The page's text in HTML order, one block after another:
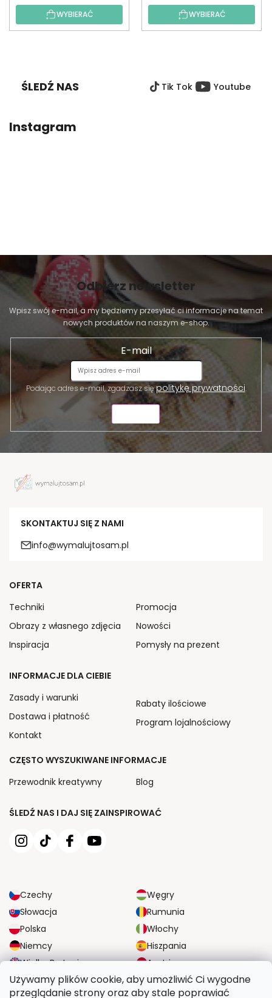
Używamy plików cookie, aby umożliwić Ci wygodne
przeglądanie strony oraz aby stale poprawiać
WYBIERAĆ WYBIERAĆ
ŚLEDŹ NAS Tik Tok Youtube
Instagram
Odbierz newsletter
Wpisz swój e-mail, a my będziemy przesyłać ci informacje na temat
nowych produktów na naszym e-shop.
E-mail
Podając adres e-mail, zgadzasz siępolitykę prywatności.
SKONTAKTUJ SIĘ Z NAMI
info@wymalujtosam.pl
ŚLEDŹ NAS I DAJ SIĘ ZAINSPIROWAĆ
Czechy
Węgry
Słowacja
Rumunia
Polska
Włochy
Niemcy
Hiszpania
Wielka Brytania
Austria
OFERTA
Techniki
Obrazy z własnego zdjęcia
Inspiracja
Promocja
Nowości
Pomysły na prezent
INFORMACJE DLA CIEBIE
Zasady i warunki
Dostawa i płatność
Kontakt
Rabaty ilościowe
Program lojalnościowy
CZĘSTO WYSZUKIWANE INFORMACJE
Przewodnik kreatywny
Blog